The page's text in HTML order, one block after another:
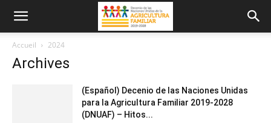
Accueil 2024
Archives
(Español) Decenio de las Naciones Unidas
para la Agricultura Familiar 2019-2028
(DNUAF) – Hitos...